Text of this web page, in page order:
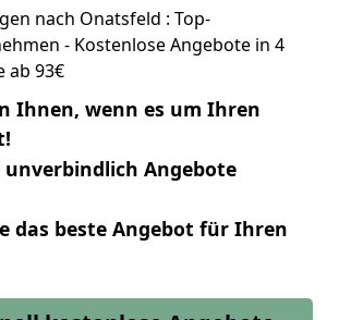
nach Onatsfeld : Top-
- Kostenlose Angebote in 4
ab 93€
Ihnen, wenn es um Ihren
unverbindlich Angebote
das beste Angebot für Ihren